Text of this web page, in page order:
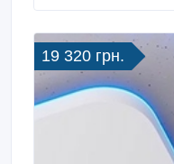
19 320 грн.